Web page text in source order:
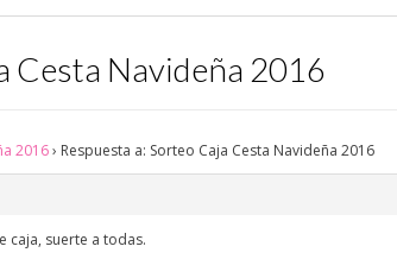
Cesta Navideña 2016
2016› Respuesta a: Sorteo Caja Cesta Navideña 2016
caja, suerte a todas.